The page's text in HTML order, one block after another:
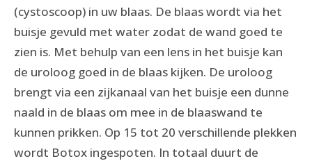
(cystoscoop) in uw blaas. De blaas wordt via het
buisje gevuld met water zodat de wand goed te
zien is. Met behulp van een lens in het buisje kan
de uroloog goed in de blaas kijken. De uroloog
brengt via een zijkanaal van het buisje een dunne
naald in de blaas om mee in de blaaswand te
kunnen prikken. Op 15 tot 20 verschillende plekken
wordt Botox ingespoten. In totaal duurt de